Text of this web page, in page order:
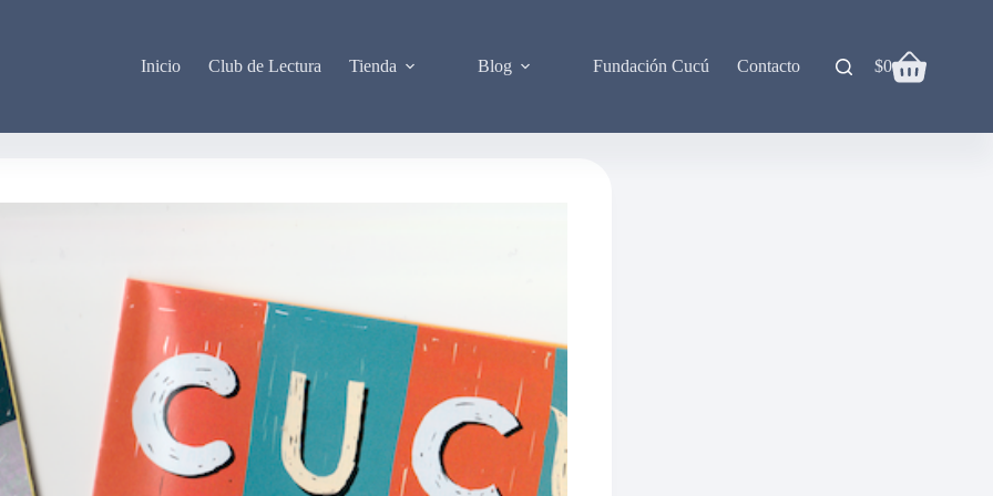
Inicio
Club de Lectura Tienda Blog Fundación Cucú Contacto
Carro
$0